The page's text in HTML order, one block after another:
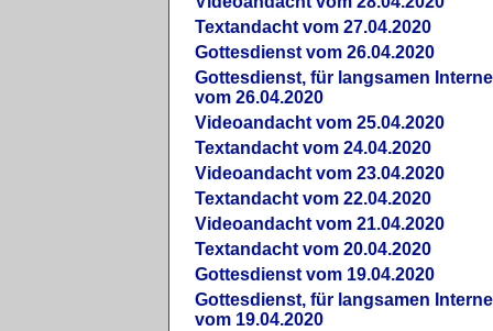
Textandacht vom 27.04.2020
Gottesdienst vom 26.04.2020
Gottesdienst, für langsamen
vom 26.04.2020
Videoandacht vom 25.04.2020
Textandacht vom 24.04.2020
Videoandacht vom 23.04.2020
Textandacht vom 22.04.2020
Videoandacht vom 21.04.2020
Textandacht vom 20.04.2020
Gottesdienst vom 19.04.2020
Gottesdienst, für langsamen
vom 19.04.2020